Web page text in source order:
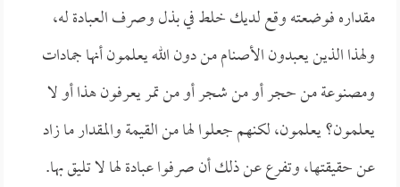
مقداره فوضعته وقع لديك خلط في بذل وصرف العبادة له،
ولهذا الذين يعبدون الأصنام من دون الله يعلمون أنها جمادات
ومصنوعة من حجر أو من شجر أو من تمر يعرفون هذا أو لا
يعلمون؟ يعلمون، لكنهم جعلوا لها من القيمة والمقدار ما زاد
عن حقيقتها، وتفرع عن ذلك أن صرفوا عبادة لها لا تليق بها.